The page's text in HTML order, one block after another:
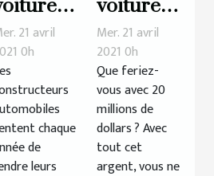
plus
2020
21 avril
0h
chaque
de
leurs
voitures
les plus
chères
de tous
les temps
Mer. 21 avril
2021 0h
Que feriez-
vous avec 20
millions de
dollars ? Avec
tout cet
argent, vous ne